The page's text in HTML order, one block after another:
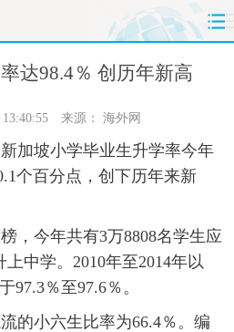
国际 财经
人事
地方 法治
房产 公司
达98.4％ 创历年新高
来源： 海外网
加坡小学毕业生升学率今年
个百分点，创下历年来新
，今年共有3万8808名学生应
中学。2010年至2014年以
97.3％至97.6％。
的小六生比率为66.4％。编